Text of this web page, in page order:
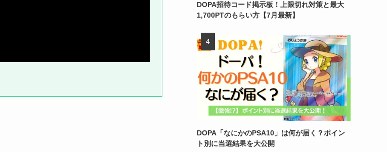
DOPA招待コード掲示板！上限切れ対策と最大
1,700PTのもらい方【7月最新】
DOPA「なにかのPSA10」は何が届く？ポイン
ト別に当選結果を大公開